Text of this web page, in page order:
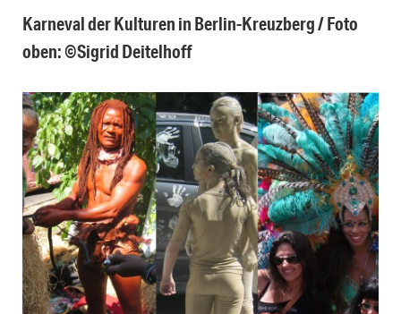
Karneval der Kulturen in Berlin-Kreuzberg / Foto
oben: ©Sigrid Deitelhoff